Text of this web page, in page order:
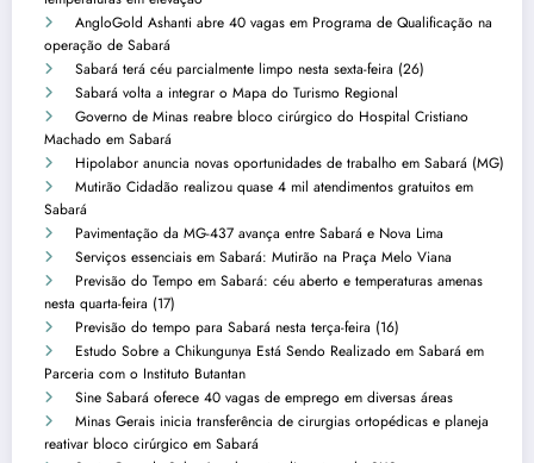
AngloGold Ashanti abre 40 vagas em Programa de Qualificação na
operação de Sabará
Sabará terá céu parcialmente limpo nesta sexta-feira (26)
Sabará volta a integrar o Mapa do Turismo Regional
Governo de Minas reabre bloco cirúrgico do Hospital Cristiano
Machado em Sabará
Hipolabor anuncia novas oportunidades de trabalho em Sabará (MG)
Mutirão Cidadão realizou quase 4 mil atendimentos gratuitos em
Sabará
Pavimentação da MG-437 avança entre Sabará e Nova Lima
Serviços essenciais em Sabará: Mutirão na Praça Melo Viana
Previsão do Tempo em Sabará: céu aberto e temperaturas amenas
nesta quarta-feira (17)
Previsão do tempo para Sabará nesta terça-feira (16)
Estudo Sobre a Chikungunya Está Sendo Realizado em Sabará em
Parceria com o Instituto Butantan
Sine Sabará oferece 40 vagas de emprego em diversas áreas
Minas Gerais inicia transferência de cirurgias ortopédicas e planeja
reativar bloco cirúrgico em Sabará